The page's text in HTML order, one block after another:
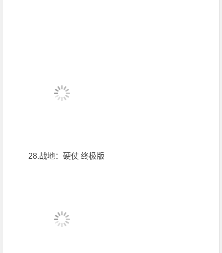
28.战地：硬仗 终极版